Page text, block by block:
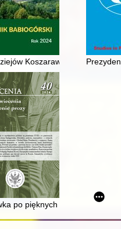
Koszarawy = Náčrt
po pięknych światkach